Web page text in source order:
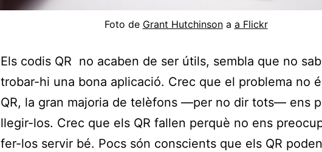
Foto de Grant Hutchinsona a Flickr
Els codis QR no acaben de ser útils, sembla que no
trobar-hi una bona aplicació. Crec que el problema no
QR, la gran majoria de telèfons —per no dir tots— ens
llegir-los. Crec que els QR fallen perquè no ens
fer-los servir bé. Pocs són conscients que els QR